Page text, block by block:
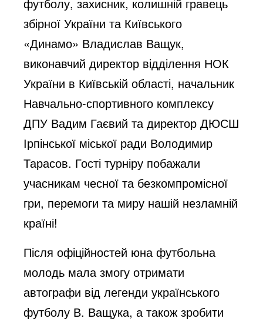
збірної України та Київського
«Динамо» Владислав Ващук,
виконавчий директор відділення НОК
України в Київській області, начальник
Навчально-спортивного комплексу
ДПУ Вадим Гаєвий та директор ДЮСШ
Ірпінської міської ради Володимир
Тарасов. Гості турніру побажали
учасникам чесної та безкомпромісної
гри, перемоги та миру нашій незламній
країні!
Після офіційностей юна футбольна
молодь мала змогу отримати
автографи від легенди українського
футболу В. Ващука, а також зробити